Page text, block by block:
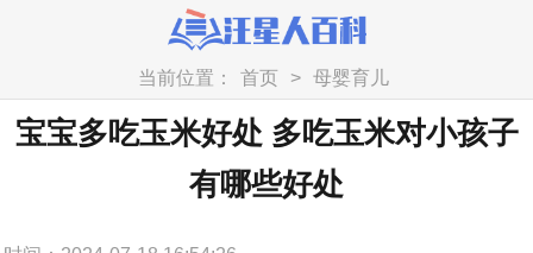
当前位置： 首页 > 母婴育儿
宝宝多吃玉米好处 多吃玉米对小孩子
有哪些好处